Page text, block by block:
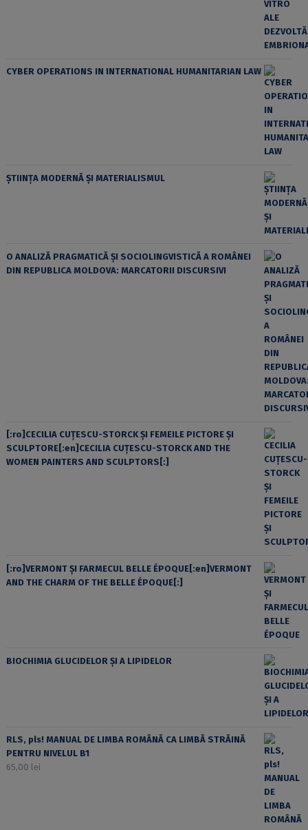
CYBER OPERATIONS IN INTERNATIONAL HUMANITARIAN LAW
ȘTIINȚA MODERNĂ ȘI MATERIALISMUL
O ANALIZĂ PRAGMATICĂ ȘI SOCIOLINGVISTICĂ A ROMÂNEI
DIN REPUBLICA MOLDOVA: MARCATORII DISCURSIVI
[:ro]CECILIA CUŢESCU-STORCK ŞI FEMEILE PICTORE ŞI
SCULPTORE[:en]CECILIA CUŢESCU-STORCK AND THE
WOMEN PAINTERS AND SCULPTORS[:]
[:ro]VERMONT ȘI FARMECUL BELLE ÉPOQUE[:en]VERMONT
AND THE CHARM OF THE BELLE ÉPOQUE[:]
BIOCHIMIA GLUCIDELOR ȘI A LIPIDELOR
RLS, pls! MANUAL DE LIMBA ROMÂNĂ CA LIMBĂ STRĂINĂ
PENTRU NIVELUL B1
65,00 lei